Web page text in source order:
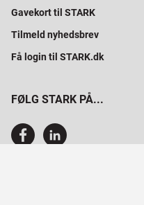
Gavekort til STARK
Tilmeld nyhedsbrev
Få login til STARK.dk
FØLG STARK PÅ...